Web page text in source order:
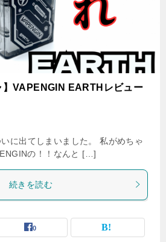
】VAPENGIN EARTHレビュー
に出てしまいました。 私がめちゃ
の！！なんと […]
続きを読む
0